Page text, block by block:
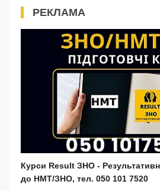
РЕКЛАМА
Курси Result ЗНО -
до НМТ/ЗНО, тел. 050 101 7520